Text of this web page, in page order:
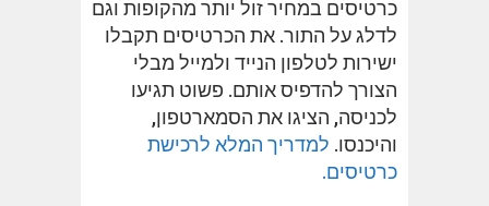
כרטיסים במחיר זול יותר מהקופות וגם
לדלג על התור. את הכרטיסים תקבלו
ישירות לטלפון הנייד ולמייל מבלי
הצורך להדפיס אותם. פשוט תגיעו
לכניסה, הציגו את הסמארטפון,
והיכנסו. למדריך המלא לרכישת
כרטיסים.